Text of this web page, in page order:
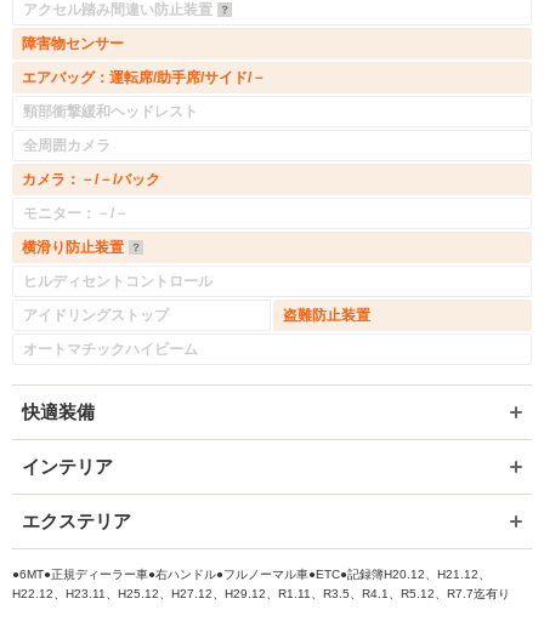
アクセル踏み間違い防止装置
障害物センサー
エアバッグ：運転席/助手席/サイド/－
頸部衝撃緩和ヘッドレスト
全周囲カメラ
カメラ：－/－/バック
モニター：－/－
横滑り防止装置
ヒルディセントコントロール
アイドリングストップ
盗難防止装置
オートマチックハイビーム
快適装備
インテリア
エクステリア
●6MT●正規ディーラー車●右ハンドル●フルノーマル車●ETC●記録簿H20.12、H21.12、
H22.12、H23.11、H25.12、H27.12、H29.12、R1.11、R3.5、R4.1、R5.12、R7.7迄有り